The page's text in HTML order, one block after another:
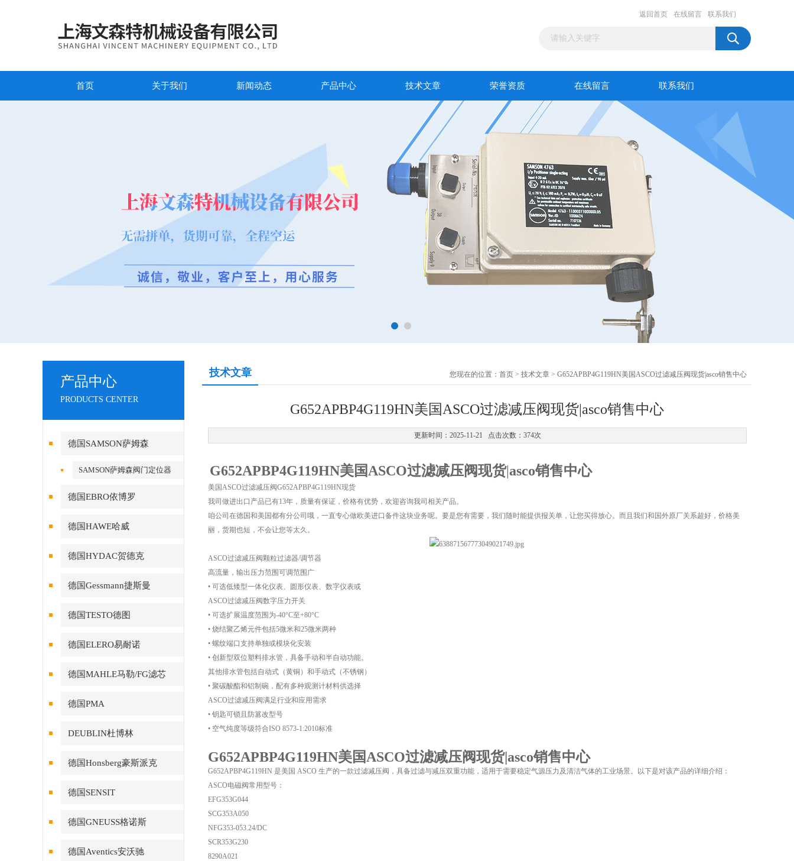
返回首页 在线留言 联系我们
首页 关于我们 新闻动态 产品中心 技术文章 荣誉资质 在线留言 联系我们
产品中心
PRODUCTS CENTER
德国SAMSON萨姆森
SAMSON萨姆森阀门定位器
德国EBRO依博罗
德国HAWE哈威
德国HYDAC贺德克
德国Gessmann捷斯曼
德国TESTO德图
德国ELERO易耐诺
德国MAHLE马勒/FG滤芯
德国PMA
DEUBLIN杜博林
德国Honsberg豪斯派克
德国SENSIT
德国GNEUSS格诺斯
德国Aventics安沃驰
技术文章 您现在的位置： 首页 > 技术文章 > G652APBP4G119HN美国ASCO过滤减压阀现货|asco销售中心
G652APBP4G119HN美国ASCO过滤减压阀现货|asco销售中心
更新时间：2025-11-21 点击次数：374次
G652APBP4G119HN美国ASCO过滤减压阀现货|asco销售中心
美国ASCO过滤减压阀G652APBP4G119HN现货
我司做进出口产品已有13年，质量有保证，价格有优势，欢迎咨询我司相关产品。
咱公司在德国和美国都有分公司哦，一直专心做欧美进口备件这块业务呢。要是您有需要，我们随时能提供报关单，让您买得放心。而且我们和国外原厂关系超好，价格美
丽，货期也短，不会让您等太久。
ASCO过滤减压阀颗粒过滤器/调节器
高流量，输出压力范围可调范围广
• 可选低矮型一体化仪表、圆形仪表、数字仪表或
ASCO过滤减压阀数字压力开关
• 可选扩展温度范围为-40°C至+80°C
• 烧结聚乙烯元件包括5微米和25微米两种
• 螺纹端口支持单独或模块化安装
• 创新型双位塑料排水管，具备手动和半自动功能。
其他排水管包括自动式（黄铜）和手动式（不锈钢）
• 聚碳酸酯和铝制碗，配有多种观测计材料供选择
ASCO过滤减压阀满足行业和应用需求
• 钥匙可锁且防篡改型号
• 空气纯度等级符合ISO 8573-1:2010标准
G652APBP4G119HN美国ASCO过滤减压阀现货|asco销售中心
G652APBP4G119HN 是美国 ASCO 生产的一款过滤减压阀，具备过滤与减压双重功能，适用于需要稳定气源压力及清洁气体的工业场景。以下是对该产品的详细介绍：
ASCO电磁阀常用型号：
EFG353G044
SCG353A050
NFG353-053.24/DC
SCR353G230
8290A021